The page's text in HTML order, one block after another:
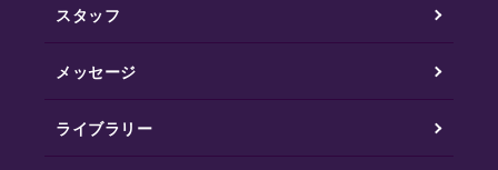
スタッフ
メッセージ
ライブラリー